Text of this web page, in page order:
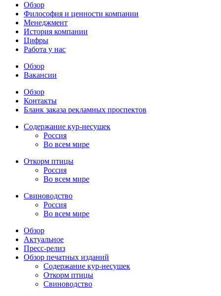
Обзор
Философия и ценности компании
Менеджмент
История компании
Цифры
Работа у нас
Обзор
Вакансии
Обзор
Контакты
Бланк заказа рекламных проспектов
Содержание кур-несушек
Россия
Во всем мире
Откорм птицы
Россия
Во всем мире
Свиноводство
Россия
Во всем мире
Обзор
Актуальное
Пресс-релиз
Обзор печатных изданий
Содержание кур-несушек
Откорм птицы
Свиноводство